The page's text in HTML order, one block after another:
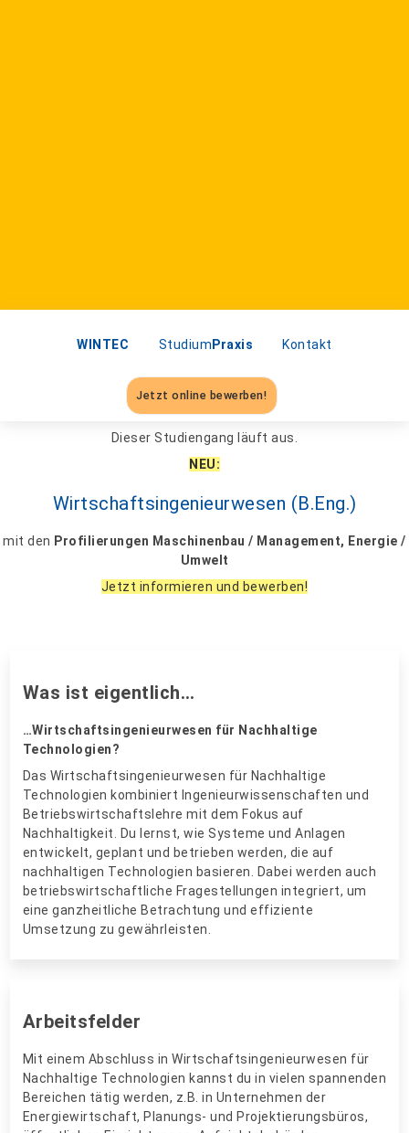
WINTEC Studium Praxis Kontakt
Jetzt online bewerben!
Dieser Studiengang läuft aus.
NEU:
Wirtschaftsingenieurwesen (B.Eng.)
mit den Profilierungen Maschinenbau / Management, Energie /
Umwelt
Jetzt informieren und bewerben!
Was ist eigentlich…
…Wirtschaftsingenieurwesen für Nachhaltige
Technologien?
Das Wirtschaftsingenieurwesen für Nachhaltige
Technologien kombiniert Ingenieurwissenschaften und
Betriebswirtschaftslehre mit dem Fokus auf
Nachhaltigkeit. Du lernst, wie Systeme und Anlagen
entwickelt, geplant und betrieben werden, die auf
nachhaltigen Technologien basieren. Dabei werden auch
betriebswirtschaftliche Fragestellungen integriert, um
eine ganzheitliche Betrachtung und effiziente
Umsetzung zu gewährleisten.
Arbeitsfelder
Mit einem Abschluss in Wirtschaftsingenieurwesen für
Nachhaltige Technologien kannst du in vielen spannenden
Bereichen tätig werden, z.B. in Unternehmen der
Energiewirtschaft, Planungs- und Projektierungsbüros,